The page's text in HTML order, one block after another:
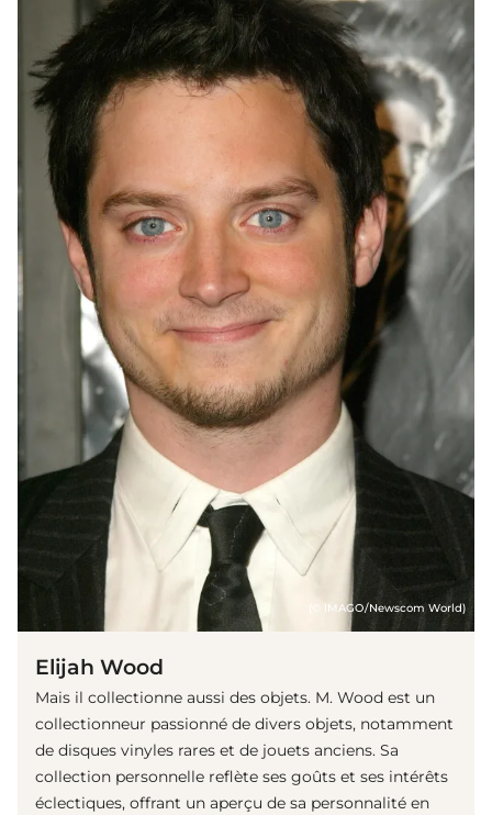
(© IMAGO/Newscom World)
Elijah Wood
Mais il collectionne aussi des objets. M. Wood est un
collectionneur passionné de divers objets, notamment
de disques vinyles rares et de jouets anciens. Sa
collection personnelle reflète ses goûts et ses intérêts
éclectiques, offrant un aperçu de sa personnalité en